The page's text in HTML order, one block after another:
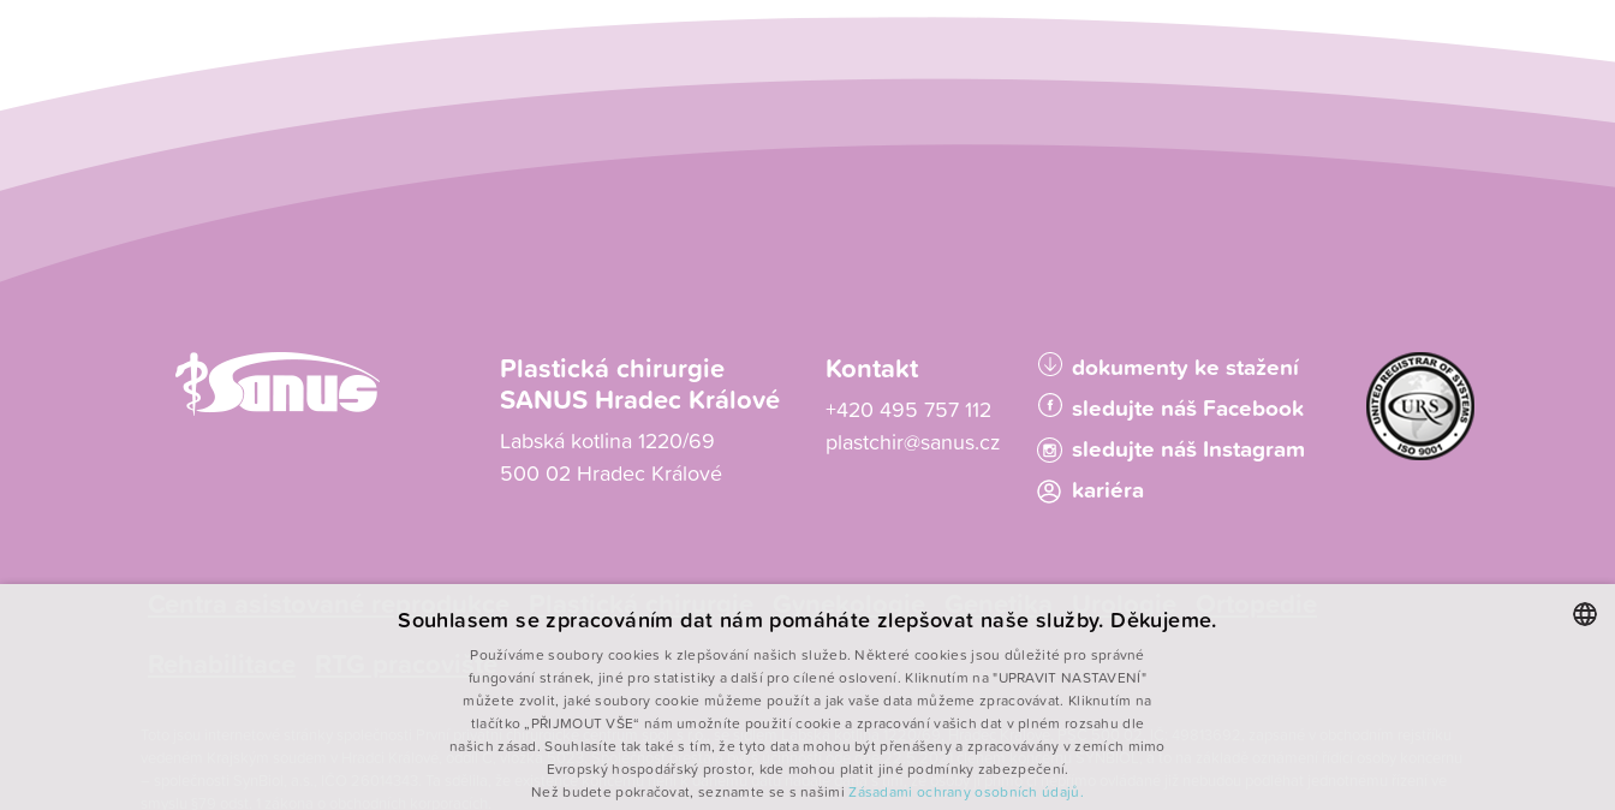
Plastická chirurgie
SANUS Hradec Králové
Labská kotlina 1220/69
500 02 Hradec Králové
Kontakt
+420 495 757 112
plastchir@sanus.cz
dokumenty ke stažení
sledujte náš Facebook
sledujte náš Instagram
kariéra
Centra asistované reprodukce Plastická chirurgie Gynekologie Genetika Urologie
RTG pracoviště
Toto jsou internetové stránky společnosti První privátní chirurgické centrum spol. s r.o., se sídlem Labská kotlina 1220/69, Hradec Králové, PSČ 500 02, IČ: 49813692, zapsané v obchodním rejstříku
vedeném Krajským soudem v Hradci Králové, oddíl C, vložka 5023. Společnost přestala být s účinností ode dne 22.5.2021 členem koncernu SYNBIOL, a to na základě oznámení řídící osoby koncernu
– společnosti SynBiol, a.s., IČO 26014343. Ta sdělila, že existence koncernu není k danému datu nadále dána s tím, že osoby jí přímo či nepřímo ovládané již nebudou podléhat jednotnému řízení ve
Souhlasem se zpracováním dat nám pomáháte zlepšovat naše služby. Děkujeme.
Používáme soubory cookies k zlepšování našich služeb. Některé cookies jsou důležité pro správné
fungování stránek, jiné pro statistiky a další pro cílené oslovení. Kliknutím na "UPRAVIT NASTAVENÍ"
můžete zvolit, jaké soubory cookie můžeme použít a jak vaše data můžeme zpracovávat. Kliknutím na
tlačítko „PŘIJMOUT VŠE“ nám umožníte použití cookie a zpracování vašich dat v plném rozsahu dle
našich zásad. Souhlasíte tak také s tím, že tyto data mohou být přenášeny a zpracovávány v zemích mimo
Evropský hospodářský prostor, kde mohou platit jiné podmínky zabezpečení.
Než budete pokračovat, seznamte se s našimi Zásadami ochrany osobních údajů.